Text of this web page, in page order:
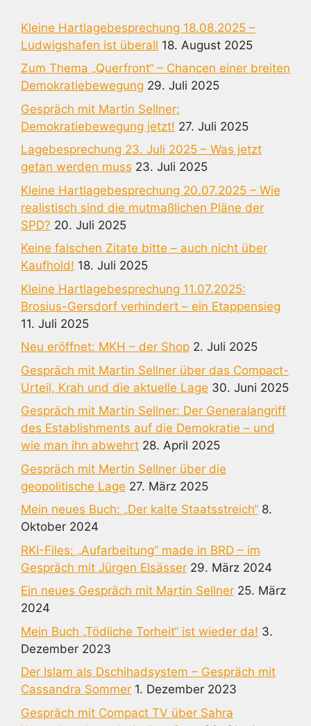
Kleine Hartlagebesprechung 18.08.2025 –
Ludwigshafen ist überall 18. August 2025
Zum Thema „Querfront“ – Chancen einer breiten
Demokratiebewegung 29. Juli 2025
Gespräch mit Martin Sellner:
Demokratiebewegung jetzt! 27. Juli 2025
Lagebesprechung 23. Juli 2025 – Was jetzt
getan werden muss 23. Juli 2025
Kleine Hartlagebesprechung 20.07.2025 – Wie
realistisch sind die mutmaßlichen Pläne der
SPD? 20. Juli 2025
Keine falschen Zitate bitte – auch nicht über
Kaufhold! 18. Juli 2025
Kleine Hartlagebesprechung 11.07.2025:
Brosius-Gersdorf verhindert – ein Etappensieg
11. Juli 2025
Neu eröffnet: MKH – der Shop 2. Juli 2025
Gespräch mit Martin Sellner über das Compact-
Urteil, Krah und die aktuelle Lage 30. Juni 2025
Gespräch mit Martin Sellner: Der Generalangriff
des Establishments auf die Demokratie – und
wie man ihn abwehrt 28. April 2025
Gespräch mit Mertin Sellner über die
geopolitische Lage 27. März 2025
Mein neues Buch: „Der kalte Staatsstreich“ 8.
Oktober 2024
RKI-Files: „Aufarbeitung“ made in BRD – im
Gespräch mit Jürgen Elsässer 29. März 2024
Ein neues Gespräch mit Martin Sellner 25. März
2024
Mein Buch „Tödliche Torheit“ ist wieder da! 3.
Dezember 2023
Der Islam als Dschihadsystem – Gespräch mit
Cassandra Sommer 1. Dezember 2023
Gespräch mit Compact TV über Sahra